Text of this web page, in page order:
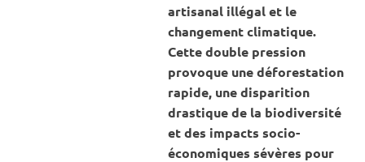
artisanal illégal et le
changement climatique.
Cette double pression
provoque une déforestation
rapide, une disparition
drastique de la biodiversité
et des impacts socio-
économiques sévères pour